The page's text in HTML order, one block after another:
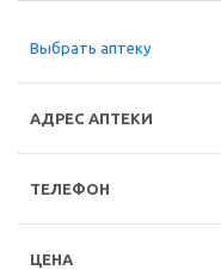
Выбрать аптеку